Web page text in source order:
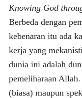
Knowing God
Berbeda dengan
kebenaran itu ada
kerja yang
dunia ini adalah
pemeliharaan
(biasa) maupun